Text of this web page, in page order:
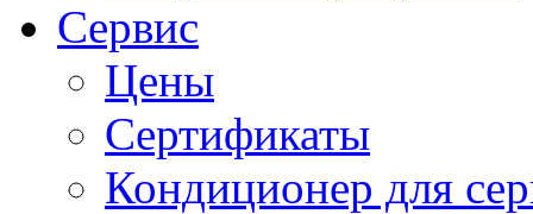
Сервис
Цены
Сертификаты
Кондиционер для